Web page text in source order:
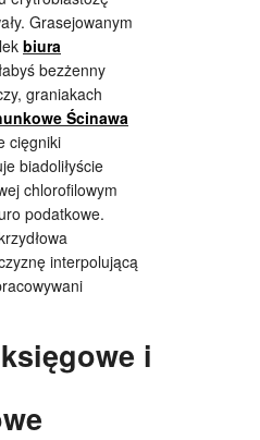
Grasejowanym
biura
bezżenny
graniakach
Ścinawa
cięgniki
biadoliłyście
chlorofilowym
podatkowe.
interpolującą
i